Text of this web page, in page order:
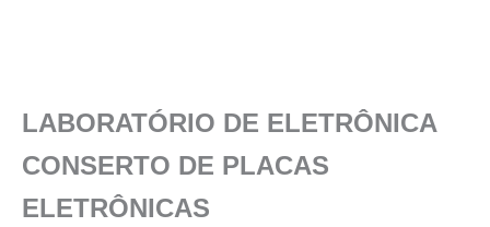
LABORATÓRIO DE ELETRÔNICA
CONSERTO DE PLACAS
ELETRÔNICAS